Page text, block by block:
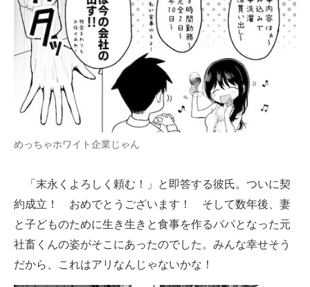
めっちゃホワイト企業じゃん
「末永くよろしく頼む！」と即答する彼氏。ついに契
約成立！ おめでとうございます！ そして数年後、妻
と子どものために生き生きと食事を作るパパとなった元
社畜くんの姿がそこにあったのでした。みんな幸せそう
だから、これはアリなんじゃないかな！